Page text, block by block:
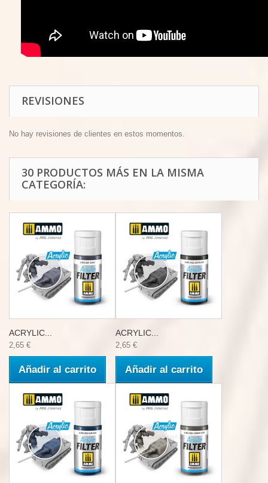
REVISIONES
No hay revisiones de clientes en estos momentos.
30 PRODUCTOS MÁS EN LA MISMA
CATEGORÍA:
ACRYLIC...
2,65 €
Añadir al carrito
ACRYLIC...
2,65 €
Añadir al carrito